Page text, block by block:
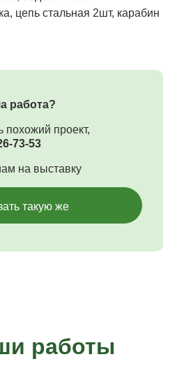
цепь стальная 2шт, карабин
работа?
похожий проект,
73-53
на выставку
такую же
работы